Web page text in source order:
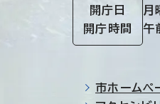
開庁日
開庁時間
月
午
市ホームペ